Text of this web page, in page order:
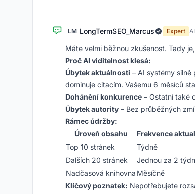
LM LongTermSEO_Marcus Expert
Máte velmi běžnou zkušenost. Tady
Proč AI viditelnost klesá:
Úbytek aktuálnosti – AI systémy
dominuje citacím. Vašemu 6 měsíců
Dohánění konkurence – Ostatní také
Úbytek autority – Bez průběžných
Rámec údržby:
Úroveň obsahu
Frekvence
Top 10 stránek
Týdně
Dalších 20 stránek
Jednou za 2
Nadčasová knihovna Měsíčně
Klíčový poznatek: Nepotřebujete